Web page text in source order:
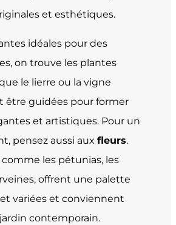
et esthétiques.
idéales pour des
on trouve les plantes
le lierre ou la vigne
être guidées pour former
et artistiques. Pour un
pensez aussi aux fleurs.
les pétunias, les
offrent une palette
et variées et conviennent
contemporain.